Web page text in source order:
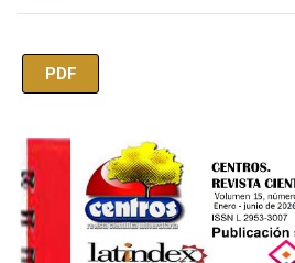
PDF
Imagen de portada